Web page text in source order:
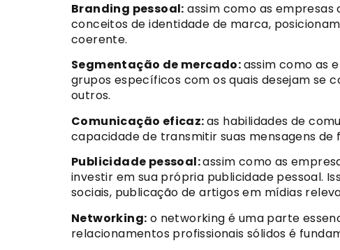
Branding pessoal: assim como as empresas
conceitos de identidade de marca,
coerente.
Segmentação de mercado:assim como as
grupos específicos com os quais desejam se
outros.
Comunicação eficaz:as habilidades de
capacidade de transmitir suas mensagens
Publicidade pessoal:assim como as
investir em sua própria publicidade pessoal.
sociais, publicação de artigos em mídias
Networking: o networking é uma parte
relacionamentos profissionais sólidos é